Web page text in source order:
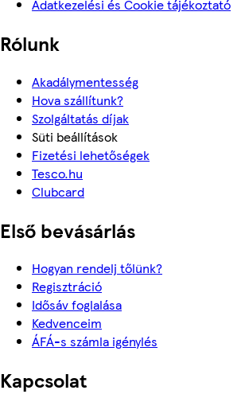
Adatkezelési és Cookie tájékoztató
Rólunk
Akadálymentesség
Hova szállítunk?
Szolgáltatás díjak
Süti beállítások
Fizetési lehetőségek
Tesco.hu
Clubcard
Első bevásárlás
Hogyan rendelj tőlünk?
Regisztráció
Idősáv foglalása
Kedvenceim
ÁFÁ-s számla igénylés
Kapcsolat